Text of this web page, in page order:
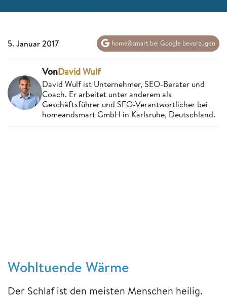
5. Januar 2017 home&smart bei Google bevorzugen
VonDavid Wulf
David Wulf ist Unternehmer, SEO-Berater und
Coach. Er arbeitet unter anderem als
Geschäftsführer und SEO-Verantwortlicher bei
homeandsmart GmbH in Karlsruhe, Deutschland.
Wohltuende Wärme
Der Schlaf ist den meisten Menschen heilig.